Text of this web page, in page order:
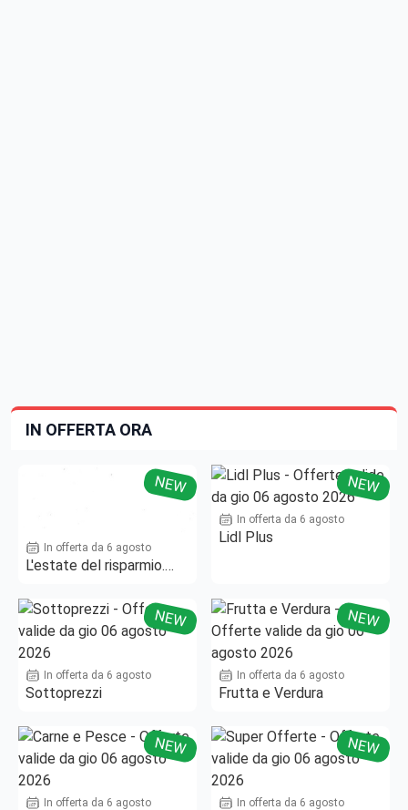
IN OFFERTA ORA
NEW
In offerta da 6 agosto
L'estate del risparmio.
NEW
In offerta da 6 agosto
Lidl Plus
NEW
In offerta da 6 agosto
Sottoprezzi
NEW
In offerta da 6 agosto
Frutta e Verdura
NEW
In offerta da 6 agosto
NEW
In offerta da 6 agosto